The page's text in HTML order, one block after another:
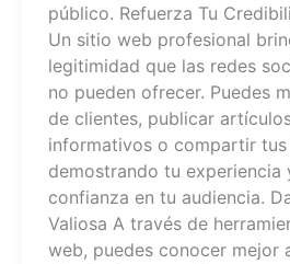
público. Refuerza Tu
Un sitio web profesional
legitimidad que las redes
no pueden ofrecer. Puedes
de clientes, publicar
informativos o compartir tus
demostrando tu experiencia
confianza en tu audiencia.
Valiosa A través de
web, puedes conocer mejor